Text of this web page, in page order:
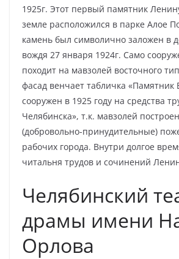
1925г. Этот первый памятник
земле расположился в парке Алое
камень был символично заложен в
вождя 27 января 1924г. Само
походит на мавзолей восточного
фасад венчает табличка
сооружен в 1925 году на средства
Челябинска», т.к. мавзолей
(добровольно-принудительные)
рабочих города. Внутри долгое
читальня трудов и сочинений
Челябинский
драмы имени
Орлова